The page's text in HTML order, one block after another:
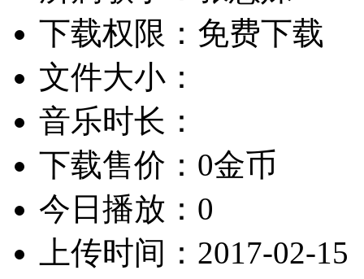
下载权限：免费下载
文件大小：
音乐时长：
下载售价：0金币
今日播放：0
上传时间：2017-02-15